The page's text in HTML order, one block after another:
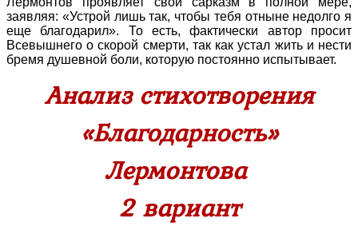
заявляя: «Устрой лишь так, чтобы тебя отныне недолго я
еще благодарил». То есть, фактически автор просит
Всевышнего о скорой смерти, так как устал жить и нести
бремя душевной боли, которую постоянно испытывает.
Анализ стихотворения
«Благодарность»
Лермонтова
2 вариант